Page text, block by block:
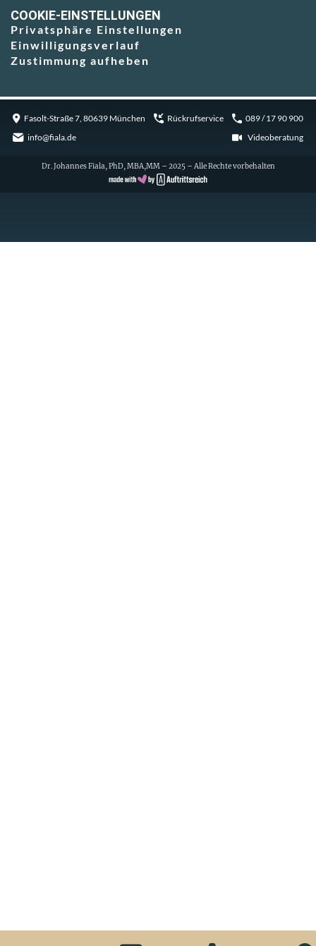
COOKIE-EINSTELLUNGEN
Privatsphäre Einstellungen
Einwilligungsverlauf
Zustimmung aufheben
Fasolt-Straße 7, 80639 München Rückrufservice
089 / 17 90 900
info@fiala.de
Videoberatung
Dr. Johannes Fiala, PhD, MBA,MM – 2025 – Alle Rechte vorbehalten